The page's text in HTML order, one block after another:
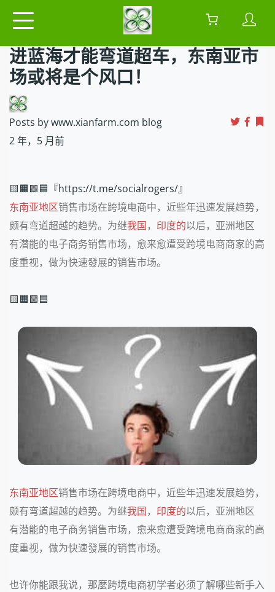
进蓝海才能弯道超车，东南亚市
场或将是个风口！
Posts by www.xianfarm.com blog
2 年，5 月前
🟨🟧🟩🟦『https://t.me/socialrogers/』
东南亚地区销售市场在跨境电商中，近些年迅速发展趋势，
颇有弯道超越的趋势。为继我国， 印度的以后，亚洲地区
有潜能的电子商务销售市场，愈来愈遭受跨境电商商家的高
度重视，做为快速發展的销售市场。
🟨🟧🟩🟦
东南亚地区销售市场在跨境电商中，近些年迅速发展趋势，
颇有弯道超越的趋势。为继我国， 印度的以后，亚洲地区
有潜能的电子商务销售市场，愈来愈遭受跨境电商商家的高
度重视，做为快速發展的销售市场。
也许你能跟我说，那麼跨境电商初学者必须了解哪些新手入